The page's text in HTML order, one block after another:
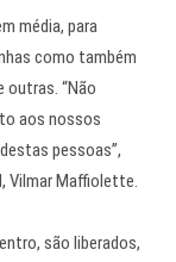
média, para
como também
outras. “Não
aos nossos
pessoas”,
Vilmar Maffiolette.
são liberados,